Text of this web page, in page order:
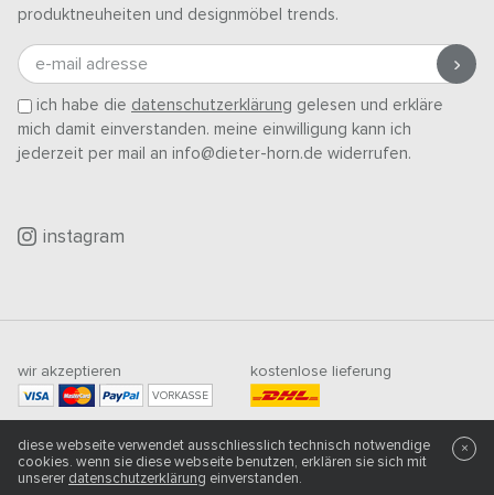
produktneuheiten und designmöbel trends.
e-mail adresse
ich habe die datenschutzerklärung gelesen und erkläre
mich damit einverstanden. meine einwilligung kann ich
jederzeit per mail an info@dieter-horn.de widerrufen.
instagram
wir akzeptieren
VORKASSE
kostenlose lieferung
mindestbestellwert
500CHF
diese webseite verwendet ausschliesslich technisch notwendige
cookies. wenn sie diese webseite benutzen, erklären sie sich mit
unserer datenschutzerklärung einverstanden.
×